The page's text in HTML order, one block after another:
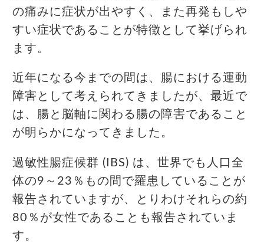
の痛みに症状が出やすく、また再発もしや
すい症状であることが特徴として挙げられ
ます。
近年になる今までの間は、腸における運動
障害として考えられてきましたが、最近で
は、腸と脳軸に関わる腸の障害であること
が明らかになってきました。
過敏性腸症候群 (IBS) は、世界でも人口全
体の9～23％もの間で羅患していることが
報告されていますが、とりわけそれらの約
80％が女性であることも報告されていま
す。